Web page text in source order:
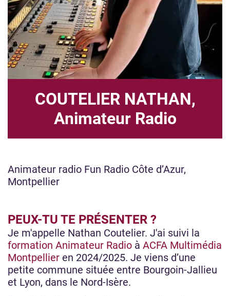
COUTELIER NATHAN,
Animateur Radio
Animateur radio Fun Radio Côte d’Azur,
Montpellier
PEUX-TU TE PRÉSENTER ?
Je m'appelle Nathan Coutelier. J'ai suivi la
formation Animateur Radio à ACFA Multimédia
Montpellier en 2024/2025. Je viens d’une
petite commune située entre Bourgoin-Jallieu
et Lyon, dans le Nord-Isère.